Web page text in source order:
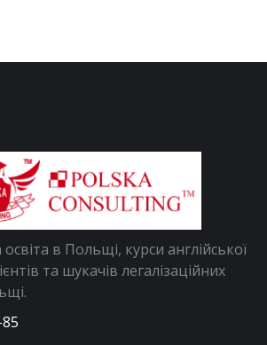
в Польщі, курси англійської
та шукачів легалізаційних